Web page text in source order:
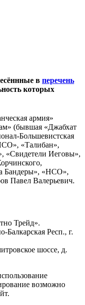
в перечень
которых
армия»
(бывшая «Джабхат
Большевистская
«Талибан»,
«Свидетели Иеговы»,
Бандеры», «НСО»,
Павел Валерьевич.
Трейд».
Балкарская Респ., г.
шоссе, д.
возможно